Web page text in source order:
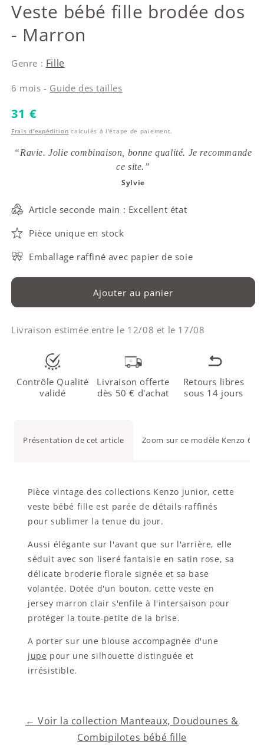
Kenzo
Veste bébé fille brodée dos
- Marron
Genre : Fille
6 mois - Guide des tailles
Prix habituel
31 €
Frais d'expédition calculés à l'étape de paiement.
“Ravie. Jolie combinaison, bonne qualité. Je recommande
ce site.”
Sylvie
Article seconde main : Excellent état
Pièce unique en stock
Emballage raffiné avec papier de soie
Ajouter au panier
Livraison estimée entre le 12/08 et le 17/08
Contrôle Qualité
validé
Livraison offerte
dès 50 € d'achat
Retours libres
sous 14 jours
Présentation de cet article Zoom sur ce modèle Kenzo 6
Pièce vintage des collections Kenzo junior, cette
veste bébé fille est parée de détails raffinés
pour sublimer la tenue du jour.
Aussi élégante sur l'avant que sur l'arrière, elle
séduit avec son liseré fantaisie en satin rose, sa
délicate broderie florale signée et sa base
volantée. Dotée d'un bouton, cette veste en
jersey marron clair s'enfile à l'intersaison pour
protéger la toute-petite de la brise.
A porter sur une blouse accompagnée d'une
jupe pour une silhouette distinguée et
irrésistible.
← Voir la collection Manteaux, Doudounes &
Combipilotes bébé fille